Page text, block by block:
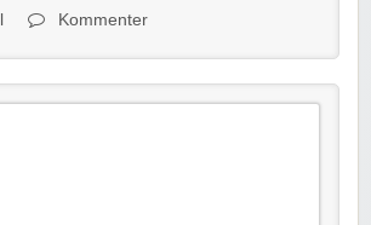
Kommenter